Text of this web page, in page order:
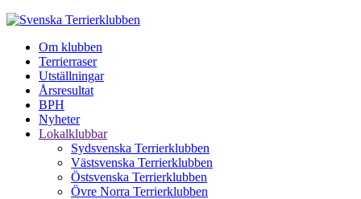
Om klubben
Terrierraser
Utställningar
Årsresultat
BPH
Nyheter
Lokalklubbar
Sydsvenska Terrierklubben
Västsvenska Terrierklubben
Östsvenska Terrierklubben
Övre Norra Terrierklubben